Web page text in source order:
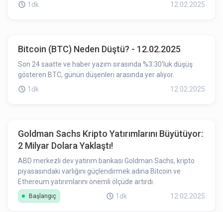
1dk
12.02.2025
Bitcoin (BTC) Neden Düştü? - 12.02.2025
Son 24 saatte ve haber yazım sırasında %3.30'luk düşüş
gösteren BTC, günün düşenleri arasında yer alıyor.
1dk
12.02.2025
Goldman Sachs Kripto Yatırımlarını Büyütüyor:
2 Milyar Dolara Yaklaştı!
ABD merkezli dev yatırım bankası Goldman Sachs, kripto
piyasasındaki varlığını güçlendirmek adına Bitcoin ve
Ethereum yatırımlarını önemli ölçüde artırdı.
Başlangıç 1dk 12.02.2025